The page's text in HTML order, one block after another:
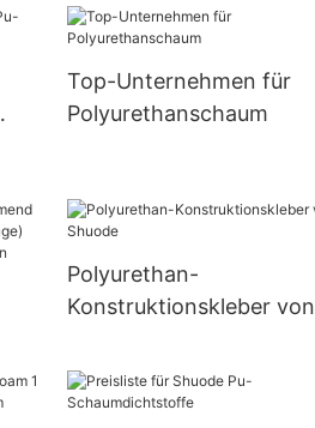
>=30000 StückUS.3
Top-Unternehmen für
Polyurethanschaum
Polyurethan-
Konstruktionskleber von